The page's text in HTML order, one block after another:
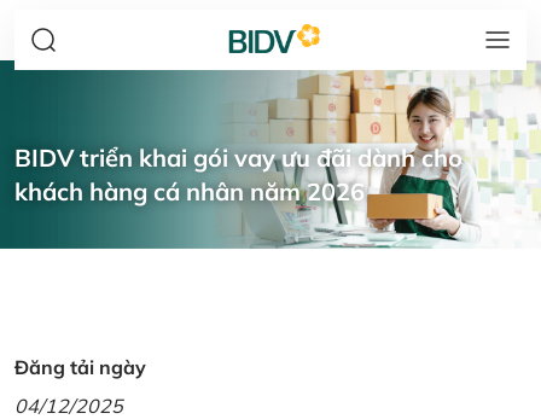
BIDV triển khai gói vay ưu đãi dành cho
khách hàng cá nhân năm 2026
Đăng tải ngày
04/12/2025